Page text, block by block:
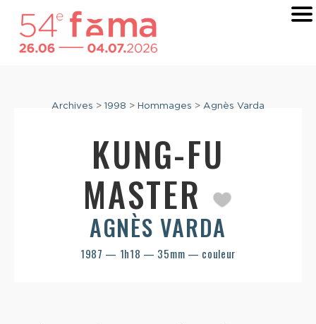
Archives > 1998 > Hommages > Agnès Varda
KUNG-FU
MASTER
AGNÈS VARDA
1987 — 1h18 — 35mm — couleur